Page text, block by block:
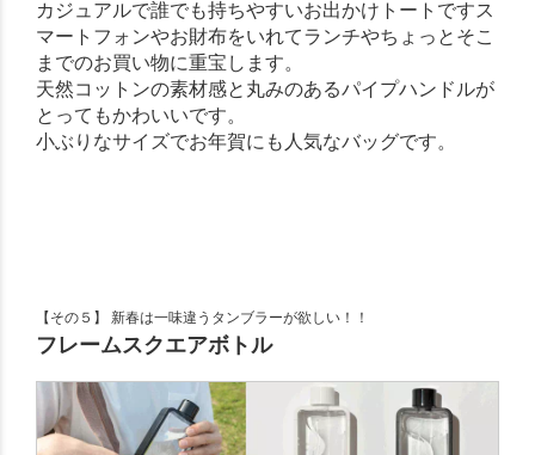
カジュアルで誰でも持ちやすいお出かけトートですス
マートフォンやお財布をいれてランチやちょっとそこ
までのお買い物に重宝します。
天然コットンの素材感と丸みのあるパイプハンドルが
とってもかわいいです。
小ぶりなサイズでお年賀にも人気なバッグです。
【その５】 新春は一味違うタンブラーが欲しい！！
フレームスクエアボトル